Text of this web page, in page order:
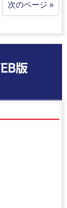
次のページ »